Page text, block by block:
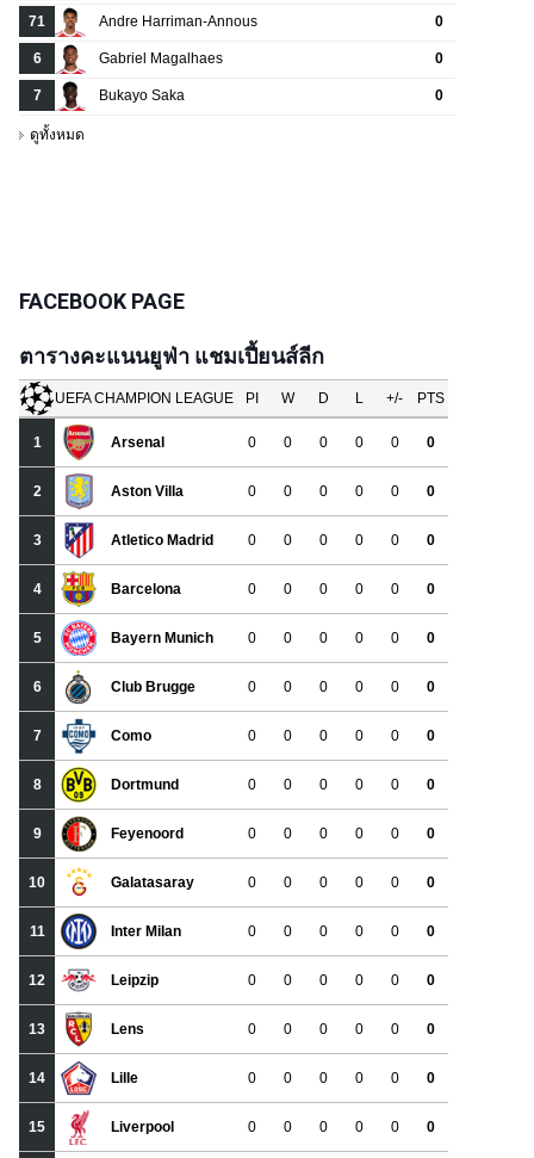
FACEBOOK PAGE
ตารางคะแนนยูฟ่า แชมเปี้ยนส์ลีก